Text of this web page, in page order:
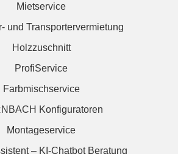
Mietservice
und Transportervermietung
Holzzuschnitt
ProfiService
Farbmischservice
Konfiguratoren
Montageservice
– KI-Chatbot Beratung